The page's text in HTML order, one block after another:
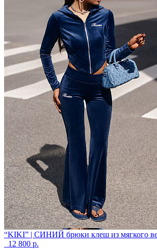
“KIKI” | СИНИЙ брюки клеш из мягкого
12 800 р.